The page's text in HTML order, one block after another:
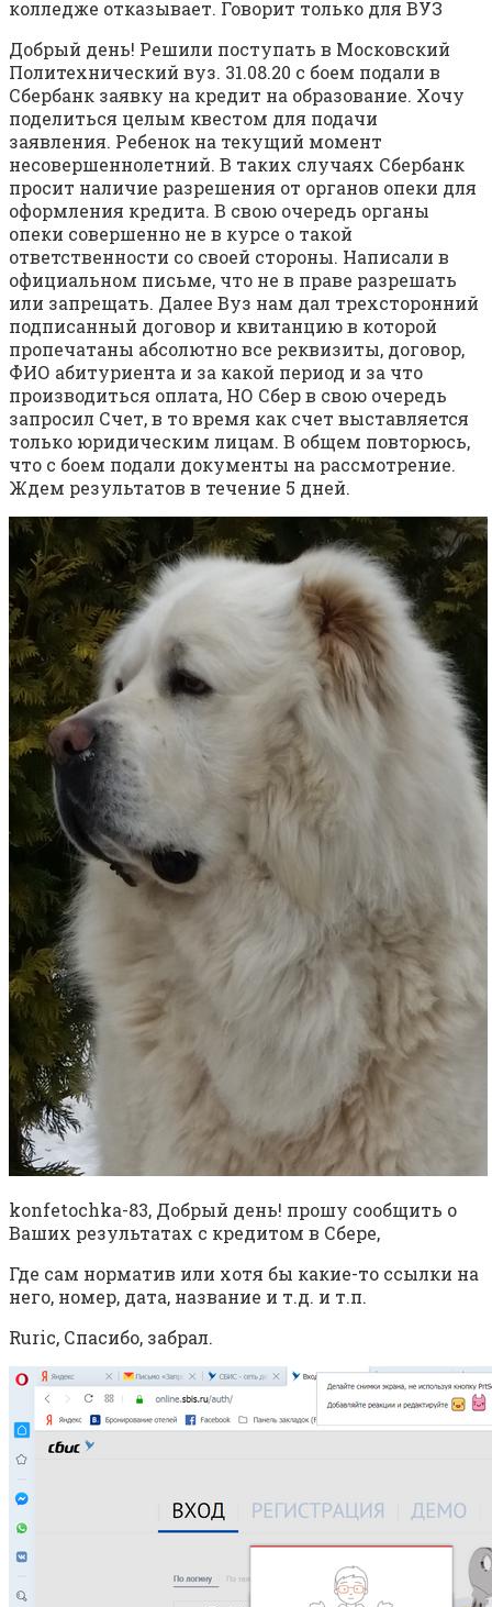
колледже отказывает. Говорит только для ВУЗ
Добрый день! Решили поступать в Московский
Политехнический вуз. 31.08.20 с боем подали в
Сбербанк заявку на кредит на образование. Хочу
поделиться целым квестом для подачи
заявления. Ребенок на текущий момент
несовершеннолетний. В таких случаях Сбербанк
просит наличие разрешения от органов опеки для
оформления кредита. В свою очередь органы
опеки совершенно не в курсе о такой
ответственности со своей стороны. Написали в
официальном письме, что не в праве разрешать
или запрещать. Далее Вуз нам дал трехсторонний
подписанный договор и квитанцию в которой
пропечатаны абсолютно все реквизиты, договор,
ФИО абитуриента и за какой период и за что
производиться оплата, НО Сбер в свою очередь
запросил Счет, в то время как счет выставляется
только юридическим лицам. В общем повторюсь,
что с боем подали документы на рассмотрение.
Ждем результатов в течение 5 дней.
konfetochka-83, Добрый день! прошу сообщить о
Ваших результатах с кредитом в Сбере,
Где сам норматив или хотя бы какие-то ссылки на
него, номер, дата, название и т.д. и т.п.
Ruric, Спасибо, забрал.